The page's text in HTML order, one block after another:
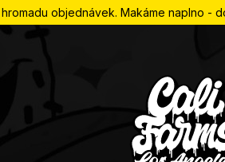
objednávek. Makáme naplno -